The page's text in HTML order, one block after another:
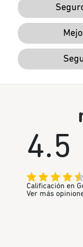
4.5
Calificación en
Ver más